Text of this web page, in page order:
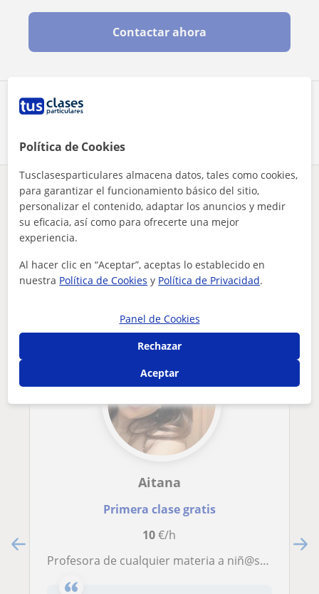
Comparte a este profesor
Contactar ahora
¿Hay algún error en este perfil?Cuéntanos
Tus clases particulares
se ofrecen clases particulares tanto de educación primaria y...
Otros profesores de Matemáticas en
Aitana
Primera clase gratis
10€/h
Profesora de cualquier materia a niñ@s de primaria y secundaria, en Logroño u online
Política de Cookies
Tusclasesparticulares almacena datos, tales como cookies,
para garantizar el funcionamiento básico del sitio,
personalizar el contenido, adaptar los anuncios y medir
su eficacia, así como para ofrecerte una mejor
experiencia.
Al hacer clic en “Aceptar”, aceptas lo establecido en
nuestra Política de Cookies y Política de Privacidad.
Panel de Cookies
Rechazar
Aceptar